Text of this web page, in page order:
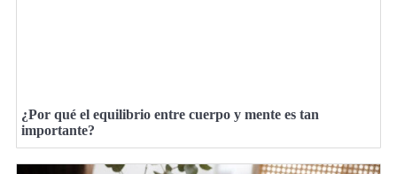
¿Por qué el equilibrio entre cuerpo y mente es tan
importante?